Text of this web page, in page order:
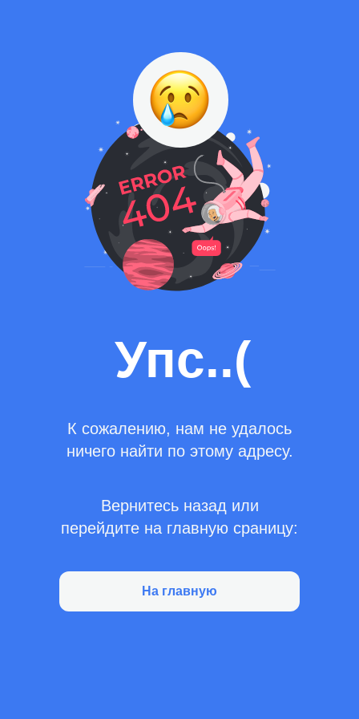
Упс..(
К сожалению, нам не удалось
ничего найти по этому адресу.
Вернитесь назад или
перейдите на главную сраницу:
На главную